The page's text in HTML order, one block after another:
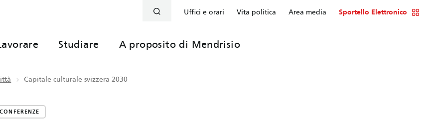
Uffici e orari Vita politica Area media Sportello Elettronico
Studiare A proposito di Mendrisio
Capitale culturale svizzera 2030
CONFERENZE